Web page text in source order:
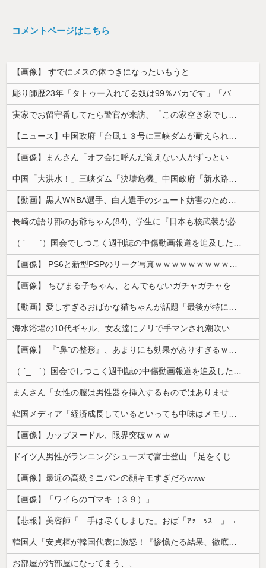
コメントページはこちら
【画像】 すでにメスの体つきになったいもうと
彫り師歴23年「タトゥー入れてる奴は99％バカです」「バカは5000円が好き」無断キャンセル、挨拶できない、金がない…客層をぶっちゃけ
実家でお留守番してたら警官が来訪、「この家空き家でしたよね？」と問いかけてくるが実際は30年ほど住んでおり……
【ニュース】中国政府「台風１３号に三峡ダムが耐えられない！全開放流しろ！」⇒ 下流域の街が壊滅状態ｗｗｗｗｗ
【画像】まんさん「オフ会に呼んだ覚えない人がずっといたので晒すわ」（パシャ）
中国「大洪水！」三峡ダム「決壊危機」中国政府「新水路建設！（三峡新水路」現場職員「内部情報公開！（失踪」湖南省「三峡放流情報（画像」台風13号「...
【動画】黒人WNBA選手、白人選手のシュート妨害のためジャンピング・ネックブリーカー・ドロップして退場処分→ロッカールームから「白人特権」と投稿...
長崎の語り部のお爺ちゃん(84)、学生に『日本も核武装が必要』と言われびっくり
（ ´_ゝ`）国会でしつこく週刊誌の中傷動画報道を追及した立憲議員、自身への誹謗中傷・苦情電話被害を訴え「総理に疑問を質す、当然のことをしただけ...
【画像】 PS6と新型PSPのリーク写真ｗｗｗｗｗｗｗｗｗｗｗｗｗｗｗｗｗｗｗ
【画像】 ちびまる子ちゃん、とんでもないガチャガチャを発売してしまうｗｗｗｗ
【動画】愛しすぎるおばかな猫ちゃんが話題「最後が特にかわいいｗ」
海水浴場の10代ギャル、女友達にノリで手マンされ潮吹いてガチイキしてしまうｗｗｗ
【画像】 『"鼻"の整形』、あまりにも効果がありすぎるｗｗｗｗｗｗｗｗｗｗｗ
（ ´_ゝ`）国会でしつこく週刊誌の中傷動画報道を追及した立憲議員、自身への誹謗中傷・苦情電話被害を訴え「総理に疑問を質す、当然のことをした...
まんさん「女性の膣は男性器を挿入するものではありません」
韓国メディア「経済成長しているといっても中味はメモリ価格だけ。雇用増加見通しが半減してしまった」……韓国の内需不況は根強い状況っすね
【画像】カップヌードル、限界突破ｗｗｗ
ドイツ人男性がランニングシューズで富士登山 「足をくじいて動けない」
【画像】最近の高級ミニバンの顔キモすぎだろwww
【画像】「ワイらのゴマキ（３９）」
【悲報】美容師「…手は尽くしました」おば「ｱｯ…ｯｽ…」→
韓国人「安貞桓が韓国代表に激怒！『惨憺たる結果、徹底的な刷新が必要だ』と監督や協会を痛烈批判」
お部屋が汚部屋になってまう、、